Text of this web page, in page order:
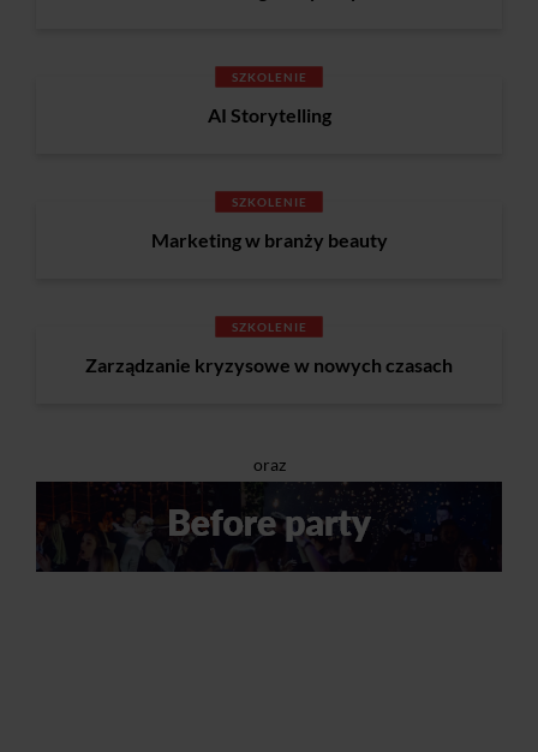
SZKOLENIE
AI Storytelling
SZKOLENIE
Marketing w branży beauty
SZKOLENIE
Zarządzanie kryzysowe w nowych czasach
oraz